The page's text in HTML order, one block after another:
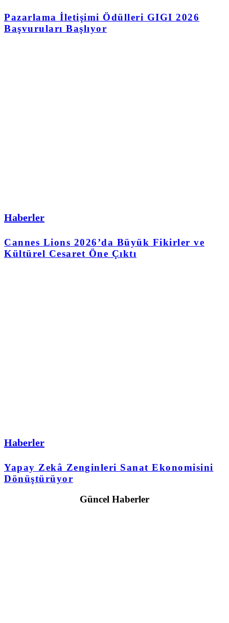
Pazarlama İletişimi Ödülleri GIGI 2026
Başvuruları Başlıyor
Haberler
Cannes Lions 2026’da Büyük Fikirler ve
Kültürel Cesaret Öne Çıktı
Haberler
Yapay Zekâ Zenginleri Sanat Ekonomisini
Dönüştürüyor
Güncel Haberler